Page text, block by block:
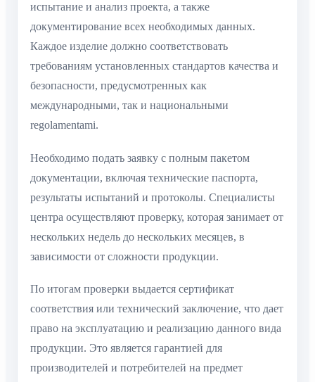
испытание и анализ проекта, а также
документирование всех необходимых данных.
Каждое изделие должно соответствовать
требованиям установленных стандартов качества и
безопасности, предусмотренных как
международными, так и национальными
regolamentami.
Необходимо подать заявку с полным пакетом
документации, включая технические паспорта,
результаты испытаний и протоколы. Специалисты
центра осуществляют проверку, которая занимает от
нескольких недель до нескольких месяцев, в
зависимости от сложности продукции.
По итогам проверки выдается сертификат
соответствия или технический заключение, что дает
право на эксплуатацию и реализацию данного вида
продукции. Это является гарантией для
производителей и потребителей на предмет